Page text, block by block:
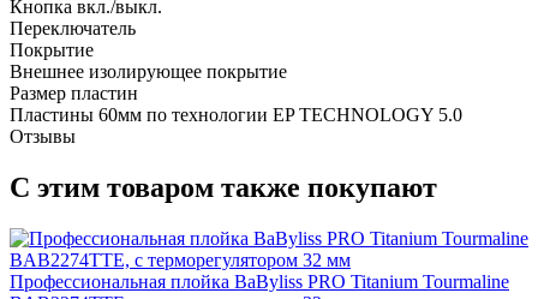
Кнопка вкл./выкл.
Переключатель
Покрытие
Внешнее изолирующее покрытие
Размер пластин
Пластины 60мм по технологии EP TECHNOLOGY 5.0
Отзывы
С этим товаром также покупают
Профессиональная плойка BaByliss PRO Titanium Tourmaline